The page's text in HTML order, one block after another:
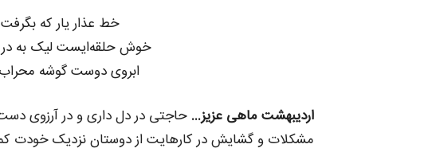
خط عذار یار که بگرفت
خوش حلقه‌ایست لیک به در
ابروی دوست گوشه
اردیبهشت ماهی عزیز… حاجتی در دل داری و در آرزوی
مشکلات و گشایش در کارهایت از دوستان نزدیک خودت